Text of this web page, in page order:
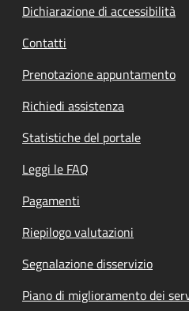
Dichiarazione di accessibilità
Contatti
Prenotazione appuntamento
Richiedi assistenza
Statistiche del portale
Leggi le FAQ
Pagamenti
Riepilogo valutazioni
Segnalazione disservizio
Piano di miglioramento dei